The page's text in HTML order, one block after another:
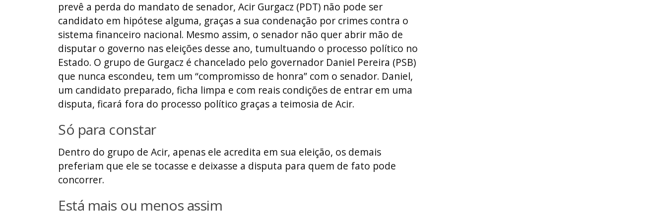
prevê a perda do mandato de senador, Acir Gurgacz (PDT) não pode ser
candidato em hipótese alguma, graças a sua condenação por crimes contra o
sistema financeiro nacional. Mesmo assim, o senador não quer abrir mão de
disputar o governo nas eleições desse ano, tumultuando o processo político no
Estado. O grupo de Gurgacz é chancelado pelo governador Daniel Pereira (PSB)
que nunca escondeu, tem um “compromisso de honra” com o senador. Daniel,
um candidato preparado, ficha limpa e com reais condições de entrar em uma
disputa, ficará fora do processo político graças a teimosia de Acir.
Só para constar
Dentro do grupo de Acir, apenas ele acredita em sua eleição, os demais
preferiam que ele se tocasse e deixasse a disputa para quem de fato pode
concorrer.
Está mais ou menos assim